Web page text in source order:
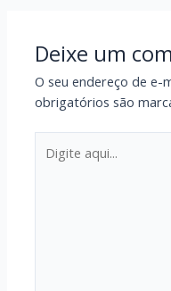
Deixe um
O seu endereço de e-
obrigatórios são
aqui...